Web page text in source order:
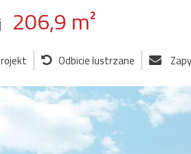
bud. socjalny
usługową
usługowe
wiata
garażowo-
magazynowe
sauna
206,9 m²
Odbicie lustrzane